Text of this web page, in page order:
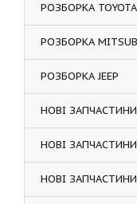
РОЗБОРКА TOYOTA
РОЗБОРКА
РОЗБОРКА JEEP
НОВІ
НОВІ
НОВІ ЗАПЧАСТИНИ